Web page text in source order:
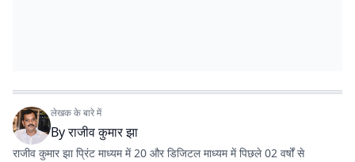
लेखक के बारे में
Byराजीव कुमार झा
राजीव कुमार झा प्रिंट माध्यम में 20 और डिजिटल माध्यम में पिछले 02 वर्षों से